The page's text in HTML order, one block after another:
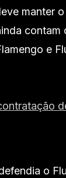
manter
contam
e
o